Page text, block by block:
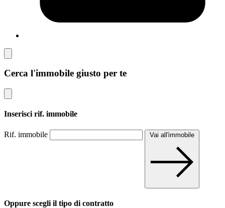
Cerca l'immobile giusto per te
Inserisci rif. immobile
Rif. immobile Vai all'immobile
Oppure scegli il tipo di contratto